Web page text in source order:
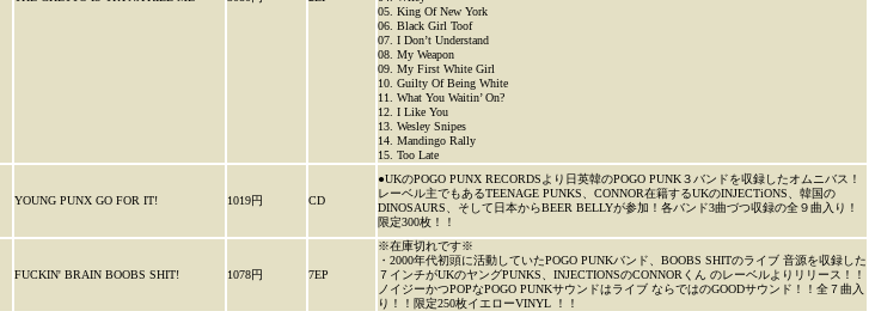
05. King Of New York
06. Black Girl Toof
07. I Don’t Understand
08. My Weapon
09. My First White Girl
10. Guilty Of Being White
11. What You Waitin’ On?
12. I Like You
13. Wesley Snipes
14. Mandingo Rally
15. Too Late
YOUNG PUNX GO FOR IT! 1019円 CD
●UKのPOGO PUNX RECORDSより日英韓のPOGO PUNK３バンドを収録したオムニバス！
レーベル主でもあるTEENAGE PUNKS、CONNOR在籍するUKのINJECTiONS、韓国の
DINOSAURS、そして日本からBEER BELLYが参加！各バンド3曲づつ収録の全９曲入り！
限定300枚！！
FUCKIN' BRAIN BOOBS SHIT! 1078円 7EP
※在庫切れです※
・2000年代初頭に活動していたPOGO PUNKバンド、BOOBS SHITのライブ 音源を収録した
７インチがUKのヤングPUNKS、INJECTIONSのCONNORくん のレーベルよりリリース！！
ノイジーかつPOPなPOGO PUNKサウンドはライブ ならではのGOODサウンド！！全７曲入
り！！限定250枚イエローVINYL ！！